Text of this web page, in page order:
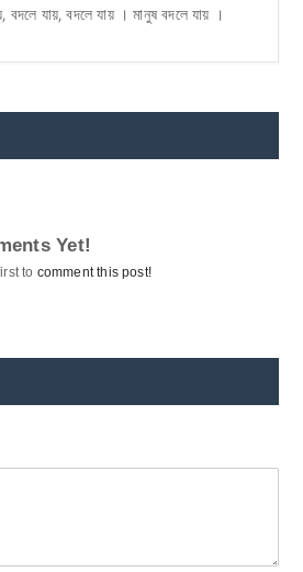
বদলে যায়, বদলে যায় । মানুষ বদলে যায় ।
Yet!
to comment this post!